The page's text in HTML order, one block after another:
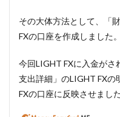
その大体方法として、「
FXの口座を作成しました。
今回LIGHT FXに入金がさ
支出詳細」のLIGHT FX
FXの口座に反映させました